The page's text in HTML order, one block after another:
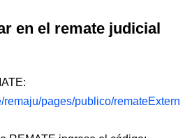
en el remate judicial
remaju/pages/publico/remateExtern